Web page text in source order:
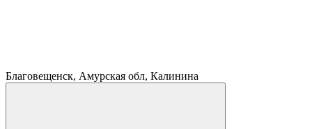
Благовещенск, Амурская обл, Калинина